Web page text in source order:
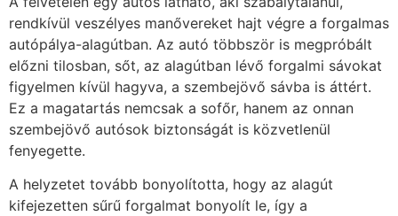
rendkívül veszélyes manővereket hajt végre a forgalmas
autópálya-alagútban. Az autó többször is megpróbált
előzni tilosban, sőt, az alagútban lévő forgalmi sávokat
figyelmen kívül hagyva, a szembejövő sávba is áttért.
Ez a magatartás nemcsak a sofőr, hanem az onnan
szembejövő autósok biztonságát is közvetlenül
fenyegette.
A helyzetet tovább bonyolította, hogy az alagút
kifejezetten sűrű forgalmat bonyolít le, így a